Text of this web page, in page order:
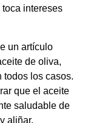
intereses
un artículo
de oliva,
todos los casos.
que el aceite
saludable de
aliñar.